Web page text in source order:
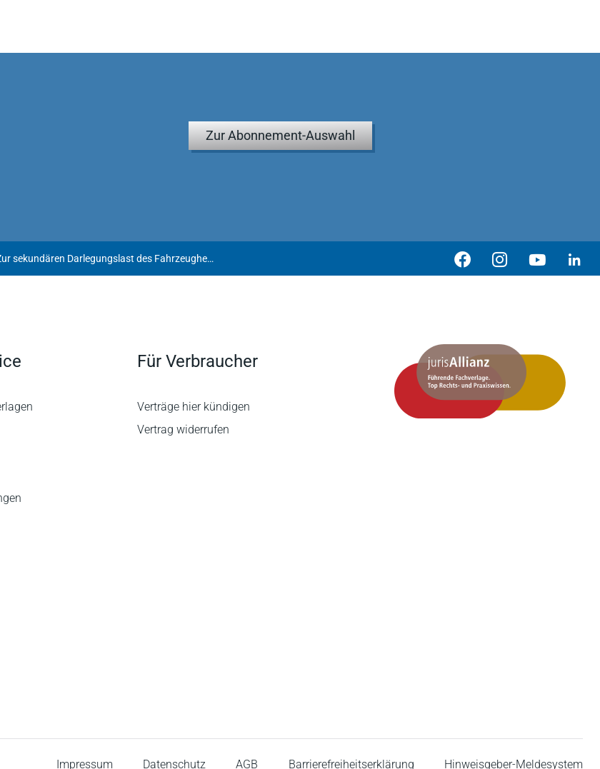
Zur Abonnement-Auswahl
Dieselskandal: Zur sekundären Darlegungslast des Fahrzeugherstellers hinsichtlich der Verantwortlichkeiten im Unternehmen
Für Verbraucher
Verträge hier kündigen
Vertrag widerrufen
Impressum Datenschutz AGB Barrierefreiheitserklärung Hinweisgeber-Meldesystem